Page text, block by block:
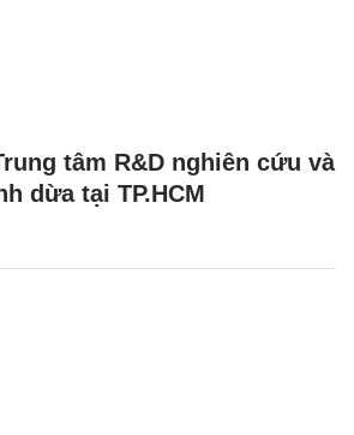
tâm R&D nghiên cứu và
dừa tại TP.HCM